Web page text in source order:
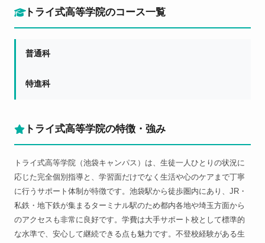
トライ式高等学院のコース一覧
普通科
特進科
トライ式高等学院の特徴・強み
トライ式高等学院（池袋キャンパス）は、生徒一人ひとりの状況に
応じた完全個別指導と、学習面だけでなく生活や心のケアまで丁寧
に行うサポート体制が特徴です。池袋駅から徒歩圏内にあり、JR・
私鉄・地下鉄が集まるターミナル駅のため都内各地や埼玉方面から
のアクセスも非常に良好です。学費は大手サポート校として標準的
な水準で、安心して継続できる点も魅力です。不登校経験がある生